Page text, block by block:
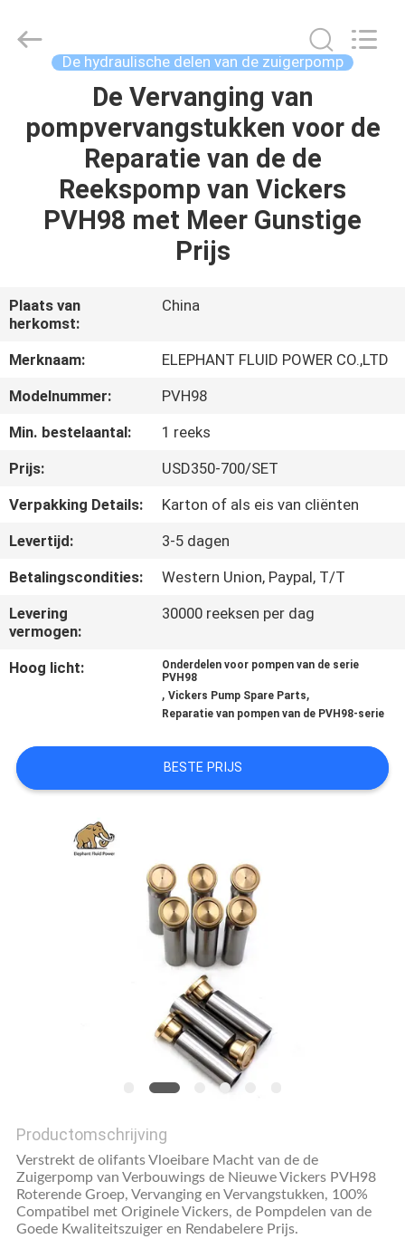
PRODUCTEN
ONGEVEER
FABRIEKSREIS
KWALITEITSCONTROLE
ONS
NIEUWS
SITEMAP
PRIVACY
Fluid
Power
De hydraulische delen van de zuigerpomp
De Vervanging van
pompvervangstukken voor de
Reparatie van de de
Reekspomp van Vickers
PVH98 met Meer Gunstige
Prijs
Plaats van
herkomst:
China
Merknaam:
ELEPHANT FLUID POWER CO.,LTD
Modelnummer:
PVH98
Min. bestelaantal:
1 reeks
Prijs:
USD350-700/SET
Verpakking Details:
Karton of als eis van cliënten
Levertijd:
3-5 dagen
Betalingscondities:
Western Union, Paypal, T/T
Levering
vermogen:
30000 reeksen per dag
Hoog licht:
Onderdelen voor pompen van de serie
PVH98
,Vickers Pump Spare Parts,
Reparatie van pompen van de PVH98-serie
BESTE PRIJS
Productomschrijving
Verstrekt de olifants Vloeibare Macht van de de
Zuigerpomp van Verbouwings de Nieuwe Vickers PVH98
Roterende Groep, Vervanging en Vervangstukken, 100%
Compatibel met Originele Vickers, de Pompdelen van de
Goede Kwaliteitszuiger en Rendabelere Prijs.